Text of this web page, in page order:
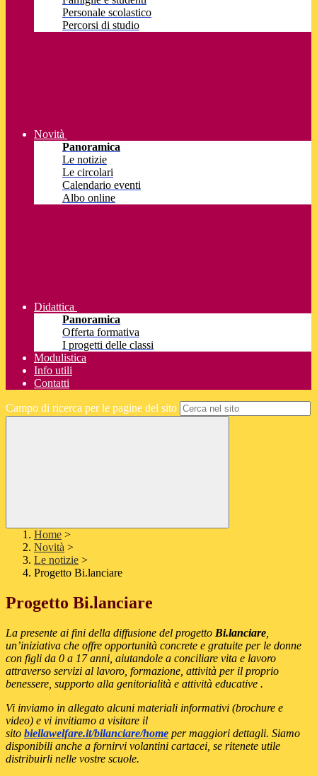
Personale scolastico
Percorsi di studio
Novità
Panoramica
Le notizie
Le circolari
Calendario eventi
Albo online
Didattica
Panoramica
Offerta formativa
I progetti delle classi
Modulistica
Info utili
Contatti
Campo di ricerca per le pagine del sito
Home >
Novità >
Le notizie >
Progetto Bi.lanciare
Progetto Bi.lanciare
La presente ai fini della diffusione del progetto Bi.lanciare
un’iniziativa che offre opportunità concrete e gratuite per le donne
con figli da 0 a 17 anni, aiutandole a conciliare vita e lavoro
attraverso servizi al lavoro, formazione, attività per il proprio
benessere, supporto alla genitorialità e attività educative .
Vi inviamo in allegato alcuni materiali informativi (brochure e
video) e vi invitiamo a visitare il
sito biellawelfare.it/bilanciare/home per maggiori dettagli. Siamo
disponibili anche a fornirvi volantini cartacei, se ritenete utile
distribuirli nelle vostre scuole.